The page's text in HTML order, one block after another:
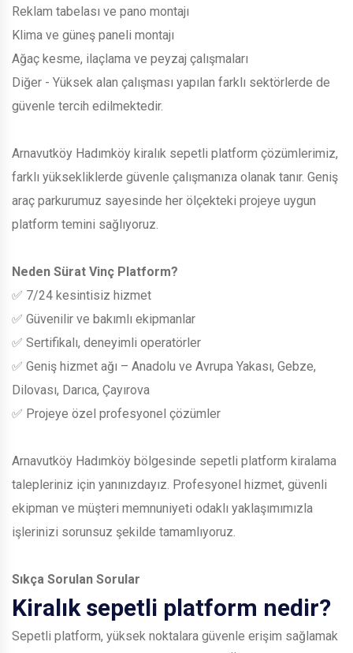
Reklam tabelası ve pano montajı
Klima ve güneş paneli montajı
Ağaç kesme, ilaçlama ve peyzaj çalışmaları
Diğer - Yüksek alan çalışması yapılan farklı sektörlerde de
güvenle tercih edilmektedir.
Arnavutköy Hadımköy kiralık sepetli platform çözümlerimiz,
farklı yüksekliklerde güvenle çalışmanıza olanak tanır. Geniş
araç parkurumuz sayesinde her ölçekteki projeye uygun
platform temini sağlıyoruz.
Neden Sürat Vinç Platform?
✅ 7/24 kesintisiz hizmet
✅ Güvenilir ve bakımlı ekipmanlar
✅ Sertifikalı, deneyimli operatörler
✅ Geniş hizmet ağı – Anadolu ve Avrupa Yakası, Gebze,
Dilovası, Darıca, Çayırova
✅ Projeye özel profesyonel çözümler
Arnavutköy Hadımköy bölgesinde sepetli platform kiralama
talepleriniz için yanınızdayız. Profesyonel hizmet, güvenli
ekipman ve müşteri memnuniyeti odaklı yaklaşımımızla
işlerinizi sorunsuz şekilde tamamlıyoruz.
Sıkça Sorulan Sorular
Kiralık sepetli platform nedir?
Sepetli platform, yüksek noktalara güvenle erişim sağlamak